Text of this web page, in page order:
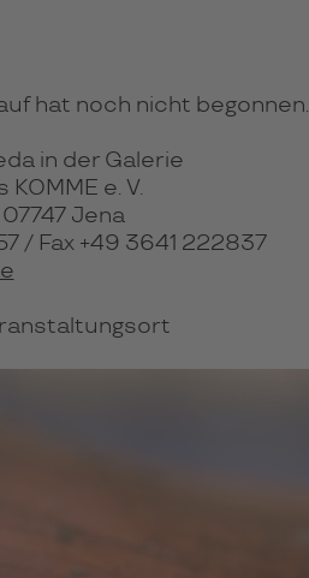
hat noch nicht begonnen.
in der Galerie
e. V.
Jena
/ Fax +49 3641 222837